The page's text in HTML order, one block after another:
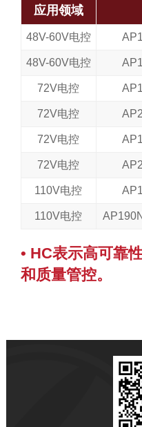
应用领域
48V-60V电控
48V-60V电控
72V电控
72V电控
72V电控
72V电控
110V电控
110V电控
• HC表示高可靠
和质量管控。